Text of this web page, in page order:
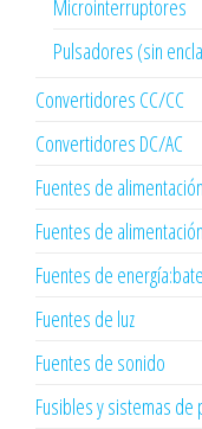
Microinterruptores
Pulsadores (sin
Convertidores CC/CC
Convertidores DC/AC
Fuentes de
Fuentes de
Fuentes de
Fuentes de luz
Fuentes de sonido
Fusibles y sistemas de